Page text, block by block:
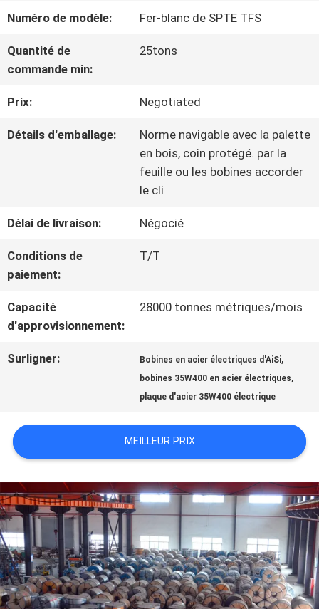
NOUS
QUALITÉ
CONTACTEZ-
NOUS
NOUVELLES
CAS
DEMANDEZ
UNE
CITATION
PLAN
Numéro de modèle: Fer-blanc de SPTE TFS
Quantité de
commande min:
25tons
Prix: Negotiated
Détails d'emballage:
Norme navigable avec la palette
en bois, coin protégé. par la
feuille ou les bobines accorder
le cli
Délai de livraison: Négocié
Conditions de
paiement:
T/T
Capacité
d'approvisionnement:
28000 tonnes métriques/mois
Surligner: Bobines en acier électriques d'AiSi,
bobines 35W400 en acier électriques,
plaque d'acier 35W400 électrique
MEILLEUR PRIX